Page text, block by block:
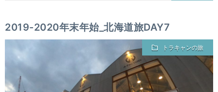
2019-2020年末年始_北海道旅DAY7
トラキャンの旅